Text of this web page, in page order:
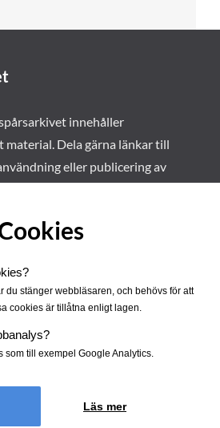
innehåller
Dela gärna länkar till
eller publicering av
av
Tjustbygdens Järnvägsförening
?
du stänger webbläsaren, och behövs för att
cookies är tillåtna enligt lagen.
?
som till exempel Google Analytics.
Läs mer